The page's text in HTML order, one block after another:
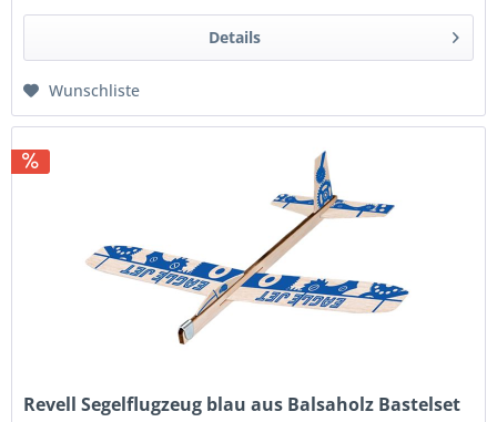
Details
Wunschliste
Revell Segelflugzeug blau aus Balsaholz Bastelset